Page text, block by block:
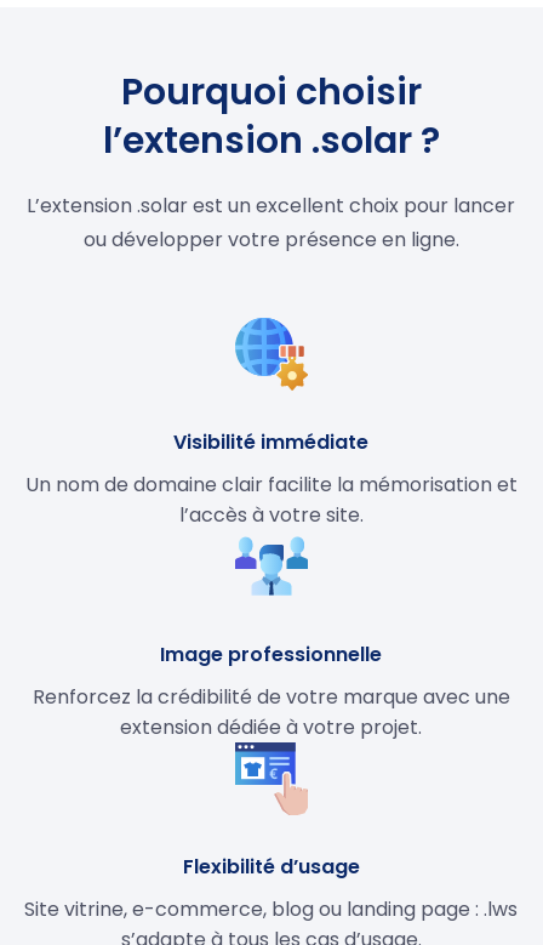
Pourquoi choisir
l’extension .solar ?
L’extension .solar est un excellent choix pour lancer
ou développer votre présence en ligne.
Visibilité immédiate
Un nom de domaine clair facilite la mémorisation et
l’accès à votre site.
Image professionnelle
Renforcez la crédibilité de votre marque avec une
extension dédiée à votre projet.
Flexibilité d’usage
Site vitrine, e-commerce, blog ou landing page : .lws
s’adapte à tous les cas d’usage.